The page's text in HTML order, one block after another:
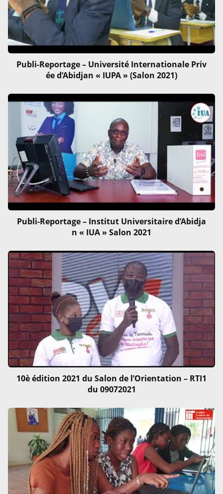
Publi-Reportage – Université Internationale Priv
ée d’Abidjan « IUPA » (Salon 2021)
Publi-Reportage – Institut Universitaire d’Abidja
n « IUA » Salon 2021
10è édition 2021 du Salon de l’Orientation – RTI1
du 09072021